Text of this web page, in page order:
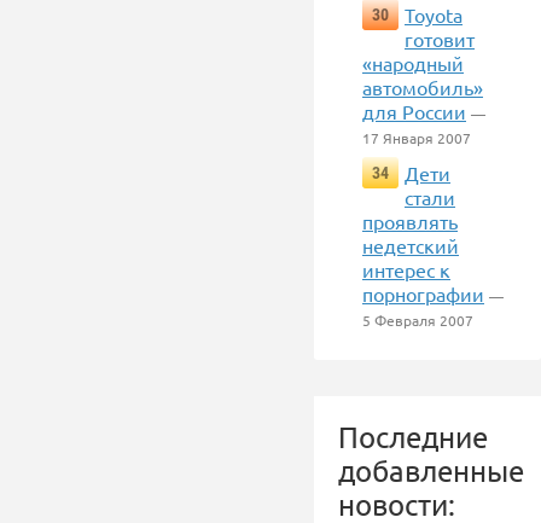
30
Toyota
готовит
«народный
автомобиль»
для России —
17 Января 2007
34
Дети
стали
проявлять
недетский
интерес к
порнографии —
5 Февраля 2007
Последние
добавленные
новости: